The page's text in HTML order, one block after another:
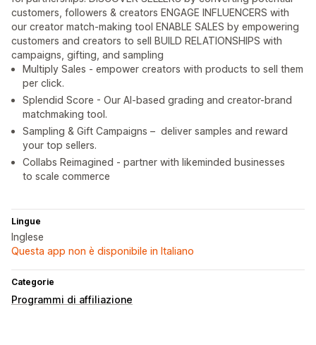
customers, followers & creators ENGAGE INFLUENCERS with
our creator match-making tool ENABLE SALES by empowering
customers and creators to sell BUILD RELATIONSHIPS with
campaigns, gifting, and sampling
Multiply Sales - empower creators with products to sell them
per click.
Splendid Score - Our AI-based grading and creator-brand
matchmaking tool.
Sampling & Gift Campaigns – deliver samples and reward
your top sellers.
Collabs Reimagined - partner with likeminded businesses
to scale commerce
Lingue
Inglese
Questa app non è disponibile in Italiano
Categorie
Programmi di affiliazione